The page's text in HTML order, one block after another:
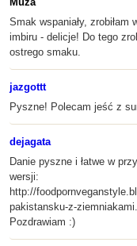
Smak wspaniały,
imbiru - delicje! Do tego
ostrego smaku.
jazgottt
Pyszne! Polecam jeść z
dejagata
Danie pyszne i łatwe w
wersji:
http://
pakistansku-z-
Pozdrawiam :)